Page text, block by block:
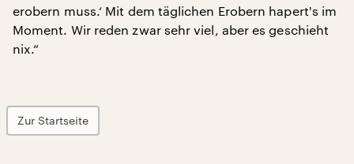
erobern muss.‘ Mit dem täglichen Erobern hapert's im
Moment. Wir reden zwar sehr viel, aber es geschieht
nix.“
Zur Startseite